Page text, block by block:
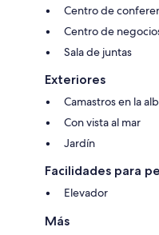
Centro de
Centro de
Sala de juntas
Exteriores
Camastros en la
Con vista al mar
Jardín
Facilidades para
Elevador
Más